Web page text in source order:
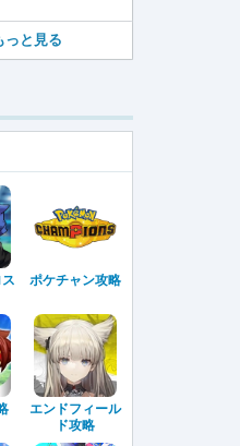
っと見る
ポケチャン攻略
エンドフィール
ド攻略